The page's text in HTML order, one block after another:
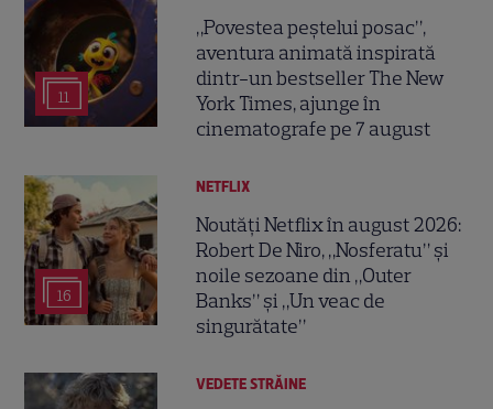
11
„Povestea peștelui posac”,
aventura animată inspirată
dintr-un bestseller The New
York Times, ajunge în
cinematografe pe 7 august
16
NETFLIX
Noutăți Netflix în august 2026:
Robert De Niro, „Nosferatu” și
noile sezoane din „Outer
Banks” și „Un veac de
singurătate”
VEDETE STRĂINE